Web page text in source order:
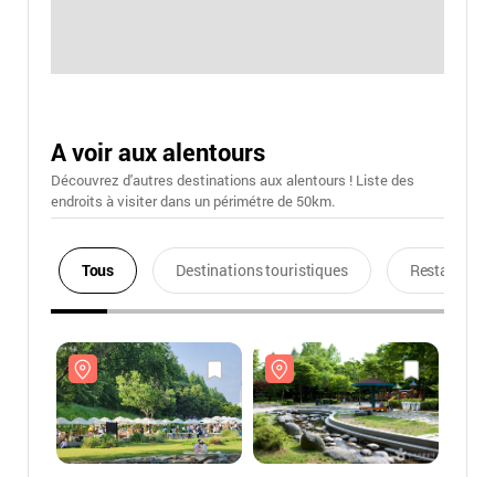
A voir aux alentours
Découvrez d'autres destinations aux alentours ! Liste des
endroits à visiter dans un périmétre de 50km.
Tous Destinations touristiques Restaurants